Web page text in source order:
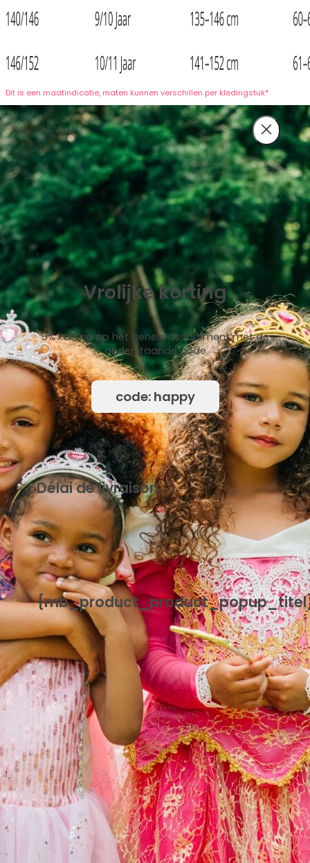
Dit is een maatindicatie, maten kunnen verschillen per kledingstuk*
Vrolijke korting
5% korting op het gehele assortiment met de
onderstaande code
code: happy
Délai de livraison
{mb_levertijd-uitleg_uitleg_standaard_levertijd}
{mb_product_product_handleiding}